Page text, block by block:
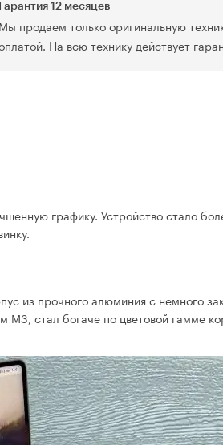
Гарантия 12 месяцев
Мы продаем только оригинальную
На всю технику действует
графику. Устройство стало
из прочного алюминия с немного
стал богаче по цветовой гамме